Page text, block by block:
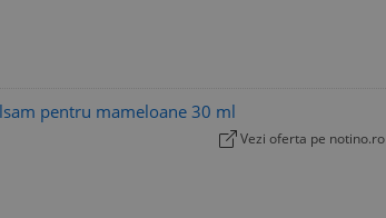
pentru mameloane 30 ml
Vezi oferta pe notino.ro